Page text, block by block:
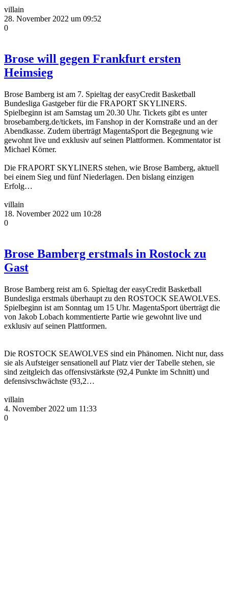
villain
28. November 2022 um 09:52
0
Brose will gegen Frankfurt ersten
Heimsieg
Brose Bamberg ist am 7. Spieltag der easyCredit Basketball
Bundesliga Gastgeber für die FRAPORT SKYLINERS.
Spielbeginn ist am Samstag um 20.30 Uhr. Tickets gibt es unter
brosebamberg.de/tickets, im Fanshop in der Kornstraße und an der
Abendkasse. Zudem überträgt MagentaSport die Begegnung wie
gewohnt live und exklusiv auf seinen Plattformen. Kommentator ist
Michael Körner.
Die FRAPORT SKYLINERS stehen, wie Brose Bamberg, aktuell
bei einem Sieg und fünf Niederlagen. Den bislang einzigen
Erfolg…
villain
18. November 2022 um 10:28
0
Brose Bamberg erstmals in Rostock zu
Gast
Brose Bamberg reist am 6. Spieltag der easyCredit Basketball
Bundesliga erstmals überhaupt zu den ROSTOCK SEAWOLVES.
Spielbeginn ist am Sonntag um 15 Uhr. MagentaSport überträgt die
von Jakob Lobach kommentierte Partie wie gewohnt live und
exklusiv auf seinen Plattformen.
Die ROSTOCK SEAWOLVES sind ein Phänomen. Nicht nur, dass
sie als Aufsteiger sensationell auf Platz vier der Tabelle stehen, sie
sind zeitgleich das offensivstärkste (92,4 Punkte im Schnitt) und
defensivschwächste (93,2…
villain
4. November 2022 um 11:33
0